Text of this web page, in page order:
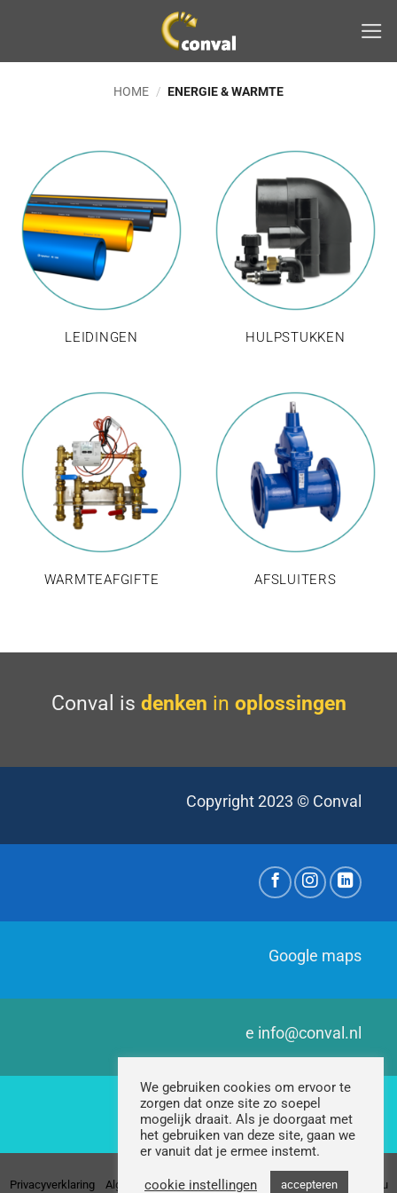
inhoud
HOME / ENERGIE & WARMTE
LEIDINGEN HULPSTUKKEN
WARMTEAFGIFTE AFSLUITERS
Conval is denken in oplossingen
Copyright 2023 © Conval
Google maps
e info@conval.nl
t+31 (0)411 674 725
Privacyverklaring Algemene voorwaarden Leveringsvoorwaarden Milieu
We gebruiken cookies om ervoor te
zorgen dat onze site zo soepel
mogelijk draait. Als je doorgaat met
het gebruiken van deze site, gaan we
er vanuit dat je ermee instemt.
cookie instellingen accepteren